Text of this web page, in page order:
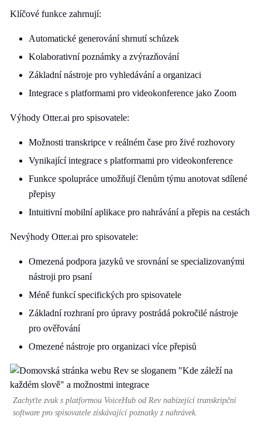
Klíčové funkce zahrnují:
Automatické generování shrnutí schůzek
Kolaborativní poznámky a zvýrazňování
Základní nástroje pro vyhledávání a organizaci
Integrace s platformami pro videokonference jako Zoom
Výhody Otter.ai pro spisovatele:
Možnosti transkripce v reálném čase pro živé rozhovory
Vynikající integrace s platformami pro videokonference
Funkce spolupráce umožňují členům týmu anotovat sdílené
přepisy
Intuitivní mobilní aplikace pro nahrávání a přepis na cestách
Nevýhody Otter.ai pro spisovatele:
Omezená podpora jazyků ve srovnání se specializovanými
nástroji pro psaní
Méně funkcí specifických pro spisovatele
Základní rozhraní pro úpravy postrádá pokročilé nástroje
pro ověřování
Omezené nástroje pro organizaci více přepisů
Zachyťte zvuk s platformou VoiceHub od Rev nabízející transkripční
software pro spisovatele získávající poznatky z nahrávek.